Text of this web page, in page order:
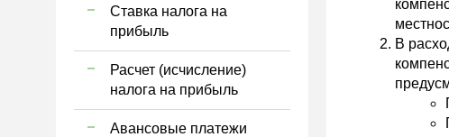
Ставка налога на
прибыль
Расчет (исчисление)
налога на прибыль
Авансовые платежи
В